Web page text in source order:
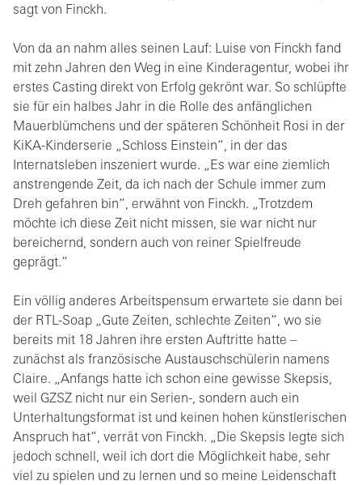
sagt von Finckh.
Von da an nahm alles seinen Lauf: Luise von Finckh fand
mit zehn Jahren den Weg in eine Kinderagentur, wobei ihr
erstes Casting direkt von Erfolg gekrönt war. So schlüpfte
sie für ein halbes Jahr in die Rolle des anfänglichen
Mauerblümchens und der späteren Schönheit Rosi in der
KiKA-Kinderserie „Schloss Einstein“, in der das
Internatsleben inszeniert wurde. „Es war eine ziemlich
anstrengende Zeit, da ich nach der Schule immer zum
Dreh gefahren bin“, erwähnt von Finckh. „Trotzdem
möchte ich diese Zeit nicht missen, sie war nicht nur
bereichernd, sondern auch von reiner Spielfreude
geprägt.“
Ein völlig anderes Arbeitspensum erwartete sie dann bei
der RTL-Soap „Gute Zeiten, schlechte Zeiten“, wo sie
bereits mit 18 Jahren ihre ersten Auftritte hatte –
zunächst als französische Austauschschülerin namens
Claire. „Anfangs hatte ich schon eine gewisse Skepsis,
weil GZSZ nicht nur ein Serien-, sondern auch ein
Unterhaltungsformat ist und keinen hohen künstlerischen
Anspruch hat“, verrät von Finckh. „Die Skepsis legte sich
jedoch schnell, weil ich dort die Möglichkeit habe, sehr
viel zu spielen und zu lernen und so meine Leidenschaft